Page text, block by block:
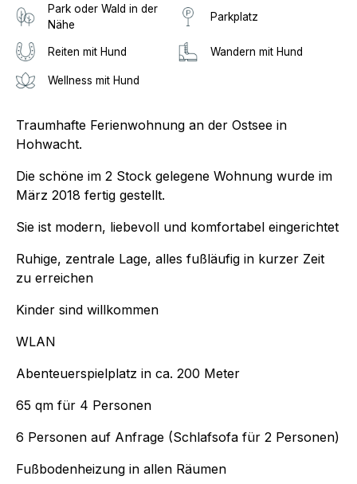
Park oder Wald in der
Nähe
Parkplatz
Reiten mit Hund Wandern mit Hund
Wellness mit Hund
Traumhafte Ferienwohnung an der Ostsee in
Hohwacht.
Die schöne im 2 Stock gelegene Wohnung wurde im
März 2018 fertig gestellt.
Sie ist modern, liebevoll und komfortabel eingerichtet
Ruhige, zentrale Lage, alles fußläufig in kurzer Zeit
zu erreichen
Kinder sind willkommen
WLAN
Abenteuerspielplatz in ca. 200 Meter
65 qm für 4 Personen
6 Personen auf Anfrage (Schlafsofa für 2 Personen)
Fußbodenheizung in allen Räumen